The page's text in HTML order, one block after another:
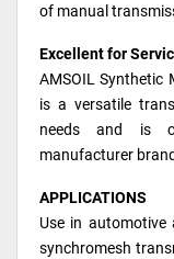
of manual
Excellent for
AMSOIL Synthetic
is a versatile
needs and is
manufacturer
APPLICATIONS
Use in
synchromesh